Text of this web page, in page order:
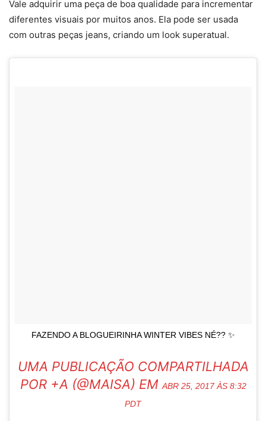
Vale adquirir uma peça de boa qualidade para incrementar
diferentes visuais por muitos anos. Ela pode ser usada
com outras peças jeans, criando um look superatual.
FAZENDO A BLOGUEIRINHA WINTER VIBES NÉ?? ✨
UMA PUBLICAÇÃO COMPARTILHADA
POR +A (@MAISA) EMABR 25, 2017 ÀS 8:32
PDT